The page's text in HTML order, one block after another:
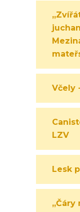
Včely
LZV
Lesk
„Čáry